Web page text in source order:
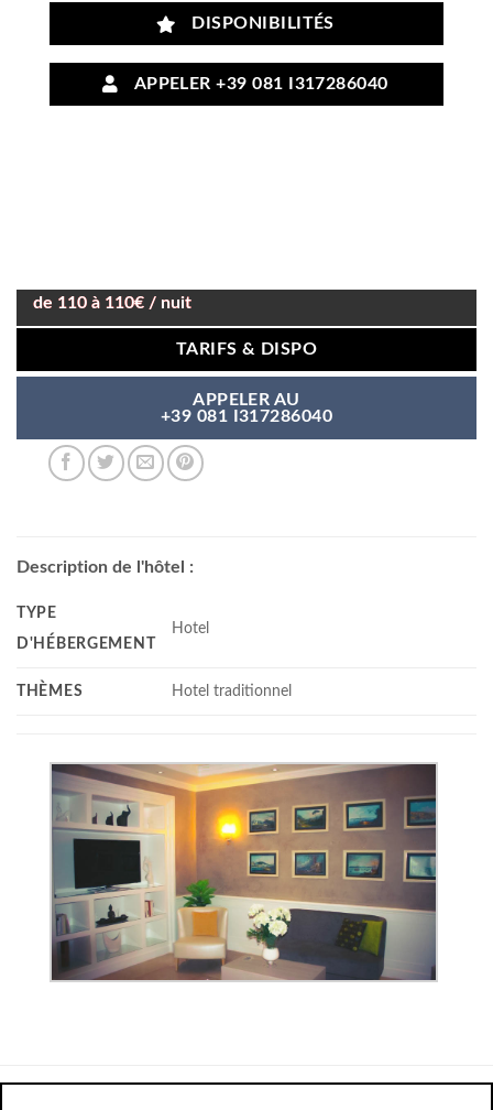
DISPONIBILITÉS
APPELER +39 081 I317286040
de 110 à 110€ / nuit
TARIFS & DISPO
APPELER AU
+39 081 I317286040
Description de l'hôtel :
TYPE
D'HÉBERGEMENT
Hotel
THÈMES Hotel traditionnel